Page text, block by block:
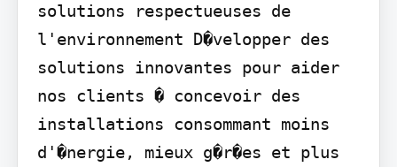
solutions respectueuses de
l'environnement D�velopper des
solutions innovantes pour aider
nos clients � concevoir des
installations consommant moins
d'�nergie, mieux g�r�es et plus